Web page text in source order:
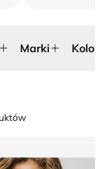
Marki Kolor
casualowy